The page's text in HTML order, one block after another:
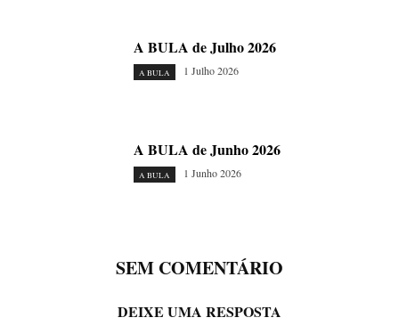
A BULA de Julho 2026
A BULA 1 Julho 2026
A BULA de Junho 2026
A BULA 1 Junho 2026
SEM COMENTÁRIO
DEIXE UMA RESPOSTA